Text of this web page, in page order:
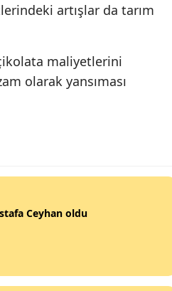
artışlar da tarım
maliyetlerini
olarak yansıması
Ceyhan oldu